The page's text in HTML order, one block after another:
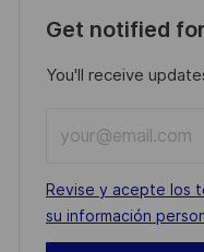
Get notified
You'll receive
Email
address
(Required)
Required
Revise y acepte los
su información